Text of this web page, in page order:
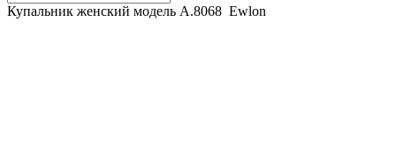
Купальник женский модель A.8068 Ewlon